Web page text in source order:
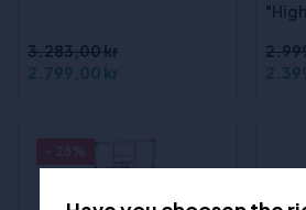
3.283,00 kr
2.799,00 kr